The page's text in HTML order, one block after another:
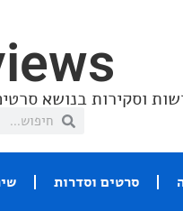
וסקירות בנושא
סרטים וסדרות